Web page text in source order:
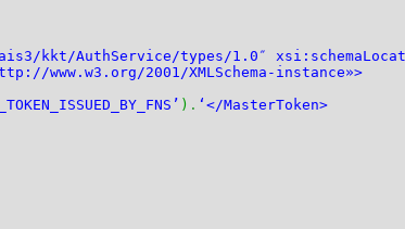
AuthService/types/1.0″
www.w3.org/2001/XMLSchema-instance»>
) . ‘</MasterToken>